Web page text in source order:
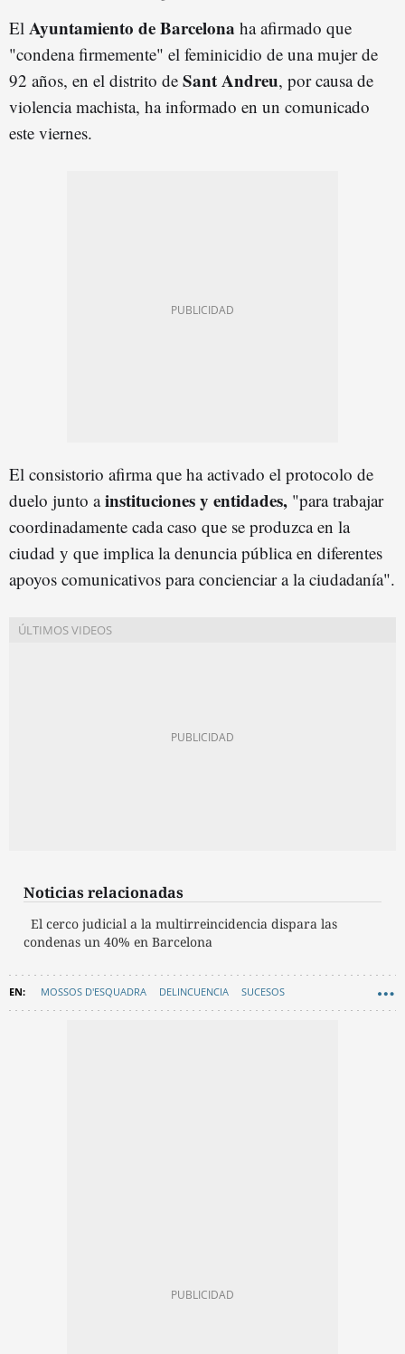
El Ayuntamiento de Barcelona ha afirmado que
"condena firmemente" el feminicidio de una mujer de
92 años, en el distrito de Sant Andreu, por causa de
violencia machista, ha informado en un comunicado
este viernes.
El consistorio afirma que ha activado el protocolo de
duelo junto ainstituciones y entidades, "para trabajar
coordinadamente cada caso que se produzca en la
ciudad y que implica la denuncia pública en diferentes
apoyos comunicativos para concienciar a la ciudadanía".
Noticias relacionadas
El cerco judicial a la multirreincidencia dispara las
condenas un 40% en Barcelona
MOSSOS D'ESQUADRA DELINCUENCIA SUCESOS